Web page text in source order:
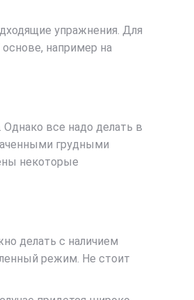
упражнения. Для
например на
все надо делать в
грудными
некоторые
делать с наличием
режим. Не стоит